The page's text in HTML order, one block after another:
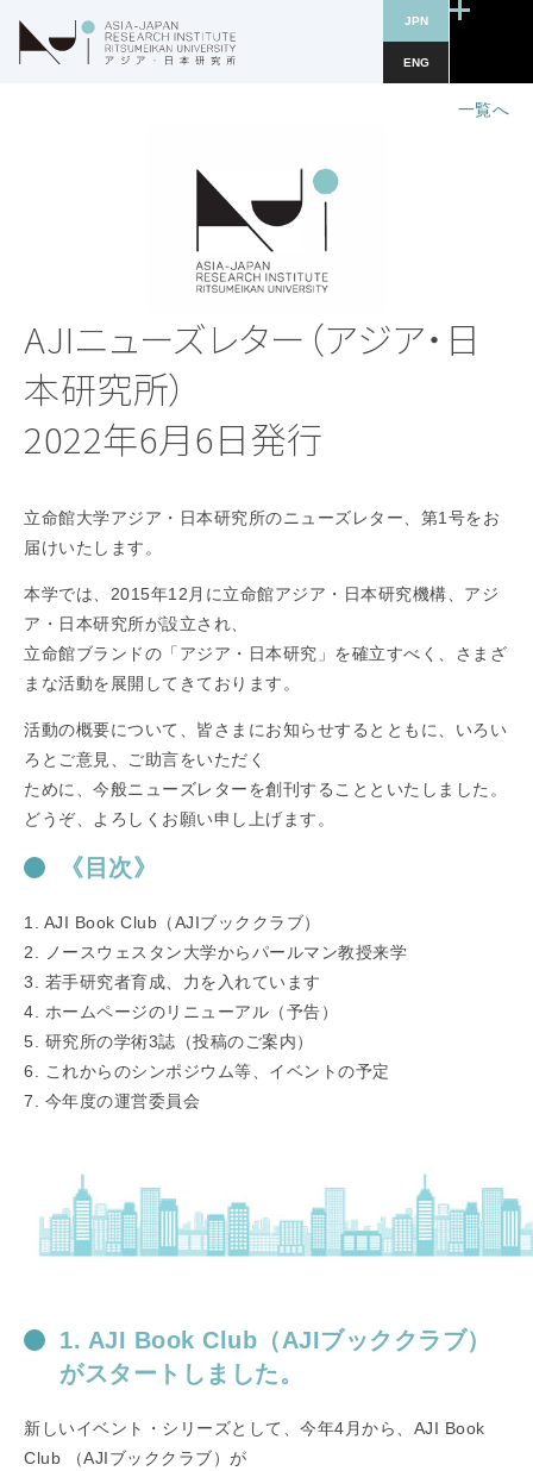
JPN
ENG
一覧へ
AJIニューズレター（アジア・日
本研究所）
2022年6月6日発行
立命館大学アジア・日本研究所のニューズレター、第1号をお
届けいたします。
本学では、2015年12月に立命館アジア・日本研究機構、アジ
ア・日本研究所が設立され、
立命館ブランドの「アジア・日本研究」を確立すべく、さまざ
まな活動を展開してきております。
活動の概要について、皆さまにお知らせするとともに、いろい
ろとご意見、ご助言をいただく
ために、今般ニューズレターを創刊することといたしました。
どうぞ、よろしくお願い申し上げます。
《目次》
1. AJI Book Club（AJIブッククラブ）
2. ノースウェスタン大学からパールマン教授来学
3. 若手研究者育成、力を入れています
4. ホームページのリニューアル（予告）
5. 研究所の学術3誌（投稿のご案内）
6. これからのシンポジウム等、イベントの予定
7. 今年度の運営委員会
1. AJI Book Club（AJIブッククラブ）
がスタートしました。
新しいイベント・シリーズとして、今年4月から、AJI Book
Club （AJIブッククラブ）が